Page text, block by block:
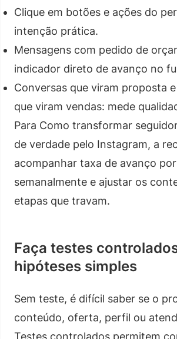
Clique em botões e ações do
intenção prática.
Mensagens com pedido de
indicador direto de avanço no
Conversas que viram proposta
que viram vendas: mede
Para Como transformar
de verdade pelo Instagram, a
acompanhar taxa de avanço
semanalmente e ajustar os
etapas que travam.
Faça testes
hipóteses simples
Sem teste, é difícil saber se o
conteúdo, oferta, perfil ou
Testes controlados permitem